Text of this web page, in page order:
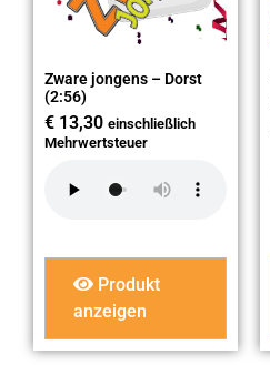
Zware jongens – Dorst
(2:56)
€ 13,30 einschließlich
Mehrwertsteuer
Produkt
anzeigen